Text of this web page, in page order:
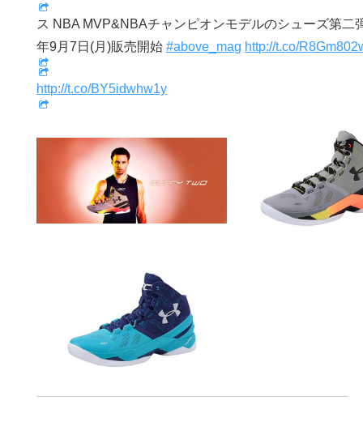
ス NBA MVP&NBAチャンピオンモデルのシューズ第二
年9月7日(月)販売開始#above_mag http://t.co/
http://t.co/BY5idwhw1y